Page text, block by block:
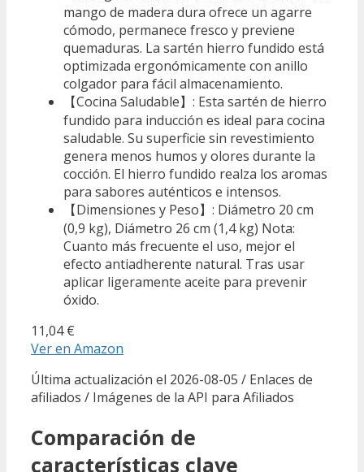
mango de madera dura ofrece un agarre
cómodo, permanece fresco y previene
quemaduras. La sartén hierro fundido está
optimizada ergonómicamente con anillo
colgador para fácil almacenamiento.
【Cocina Saludable】: Esta sartén de hierro
fundido para inducción es ideal para cocina
saludable. Su superficie sin revestimiento
genera menos humos y olores durante la
cocción. El hierro fundido realza los aromas
para sabores auténticos e intensos.
【Dimensiones y Peso】: Diámetro 20 cm
(0,9 kg), Diámetro 26 cm (1,4 kg) Nota:
Cuanto más frecuente el uso, mejor el
efecto antiadherente natural. Tras usar
aplicar ligeramente aceite para prevenir
óxido.
11,04 €
Ver en Amazon
Última actualización el 2026-08-05 / Enlaces de
afiliados / Imágenes de la API para Afiliados
Comparación de
características clave